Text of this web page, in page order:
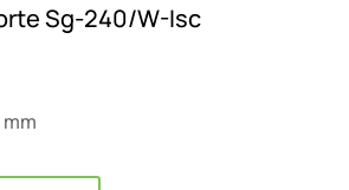
Sg-240/W-Isc